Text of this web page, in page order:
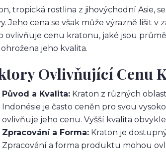
tropická rostlina z jihovýchodní
Jeho cena se však může výrazně lišit
ovlivňuje cenu kratonu, jaké jsou
jeho kvalita.
Ovlivňující Cenu
Původ a Kvalita: Kraton z různých
Indonésie je často ceněn pro svou
ovlivňuje jeho cenu. Vyšší kvalita
Zpracování a Forma: Kraton je
Zpracování a forma produktu mohou